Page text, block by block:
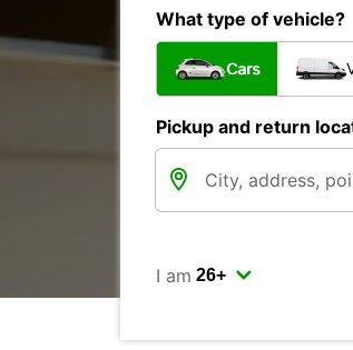
What type of vehicle?
Cars
Pickup and return
I am